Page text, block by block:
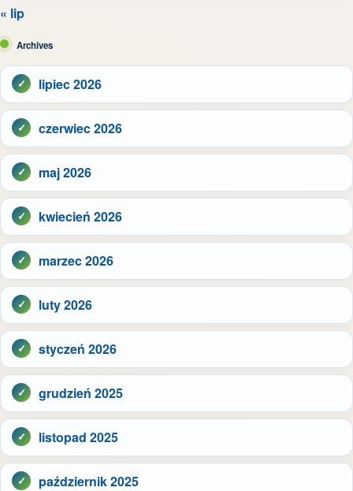
« lip
Archives
lipiec 2026
czerwiec 2026
maj 2026
kwiecień 2026
marzec 2026
luty 2026
styczeń 2026
grudzień 2025
listopad 2025
październik 2025